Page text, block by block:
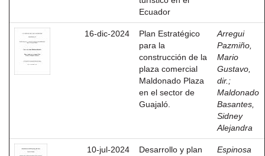
Ecuador
16-dic-2024
Plan Estratégico
para la
construcción de la
plaza comercial
Maldonado Plaza
en el sector de
Guajaló.
Arregui
Pazmiño,
Mario
Gustavo,
dir. ;
Maldonado
Basantes,
Sidney
Alejandra
10-jul-2024
Desarrollo y plan
Espinosa